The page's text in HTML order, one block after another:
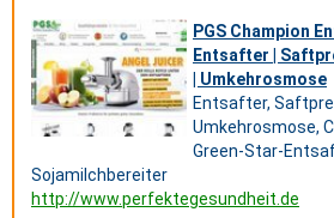
PGS Champion
Entsafter |
| Umkehrosmose
Entsafter,
Umkehrosmose,
Green-Star-
Sojamilchbereiter
http://www.perfektegesundheit.de